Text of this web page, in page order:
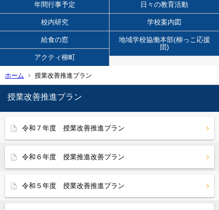
年間行事予定 日々の教育活動
校内研究 学校案内図
給食の窓
地域学校協働本部(柳っこ応援
団)
アクティ柳町
ホーム 授業改善推進プラン
授業改善推進プラン
令和７年度 授業改善推進プラン
令和６年度 授業推進改善プラン
令和５年度 授業改善推進プラン